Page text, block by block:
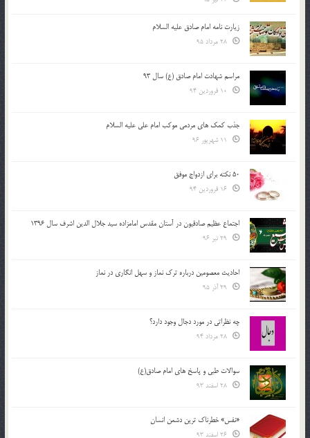
زیارت نامه امام صادق علیه السلام
مراسم شهادت امام صادق (ع) سال 93
جذب کمک های مردمی موکب امام علی علیه السلام
50 نکته برای ازدواج موفق
اجتماع عظیم صادقیون در آستان مقدس امامزاده سید جلال الدین اشرف سال 1396
احادیث معصومین درباره ترک نماز و سهل انگاری در نماز
چه نظراتی در مورد دجال وجود دارد؟
سوالات طبی و پاسخ های امام صادق(ع)
«نفس» خطرناک ترین دشمن انسان